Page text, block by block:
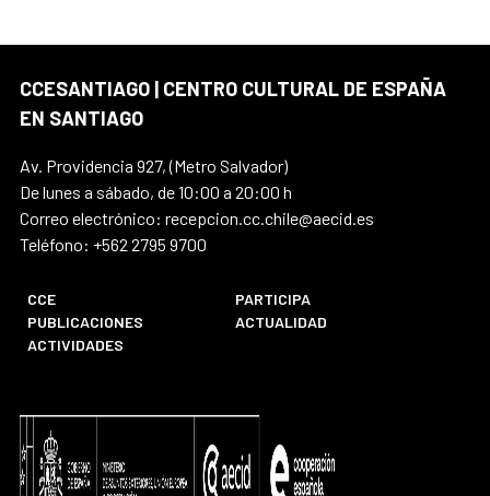
CCESANTIAGO | CENTRO CULTURAL DE ESPAÑA
EN SANTIAGO
Av. Providencia 927, (Metro Salvador)
De lunes a sábado, de 10:00 a 20:00 h
Correo electrónico: recepcion.cc.chile@aecid.es
Teléfono: +562 2795 9700
CCE
PARTICIPA
PUBLICACIONES
ACTUALIDAD
ACTIVIDADES